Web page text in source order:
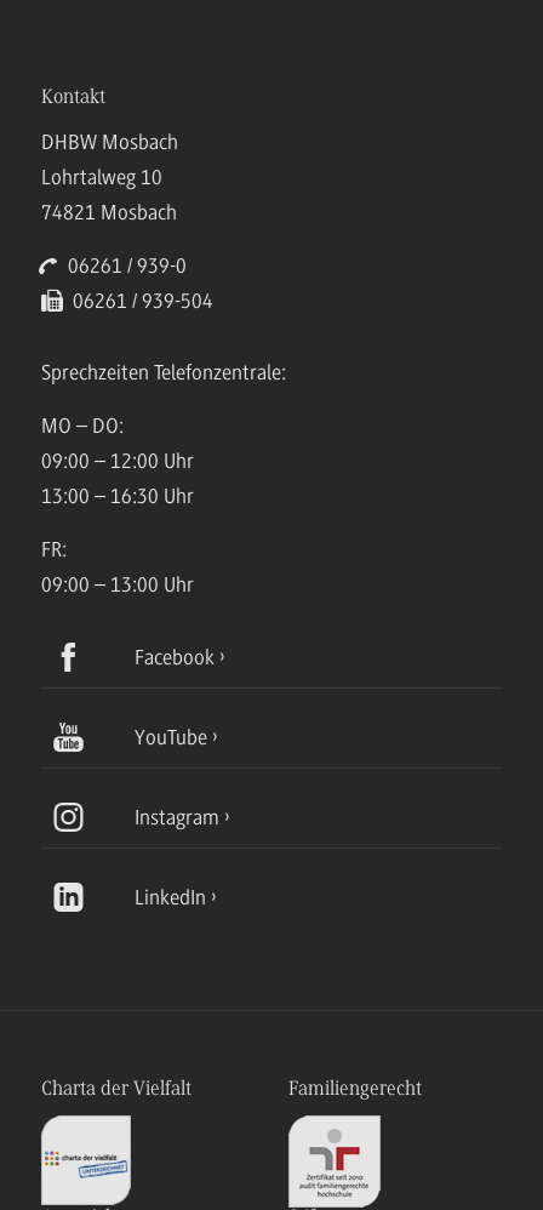
Kontakt
DHBW Mosbach
Lohrtalweg 10
74821 Mosbach
06261 / 939-0
06261 / 939-504
Sprechzeiten Telefonzentrale:
MO – DO:
09:00 – 12:00 Uhr
13:00 – 16:30 Uhr
FR:
09:00 – 13:00 Uhr
Facebook
YouTube
Instagram
LinkedIn
Charta der Vielfalt Familiengerecht